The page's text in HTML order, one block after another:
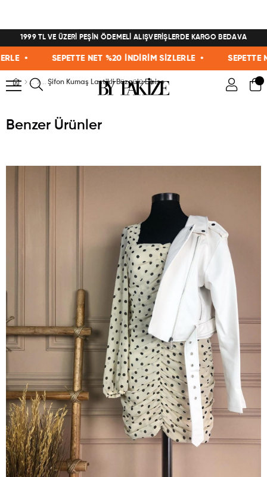
1999 TL VE ÜZERİ PEŞİN ÖDEMELİ ALIŞVERİŞLERDE KARGO BEDAVA
• SEPETTE NET %20 İNDİRİM SİZLERLE • SEPETTE
Şifon Kumaş Lastikli Büzgülü Elbise
Benzer Ürünler